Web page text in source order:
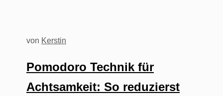
Pomodoro Technik für
Achtsamkeit: So reduzierst
von Kerstin